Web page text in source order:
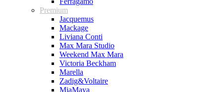
Premium
Jacquemus
Mackage
Liviana Conti
Max Mara Studio
Weekend Max Mara
Victoria Beckham
Marella
Zadig&Voltaire
MiaMaya